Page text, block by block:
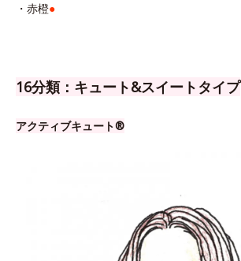
・赤橙●
16分類：キュート&スイートタイプ
アクティブキュート®